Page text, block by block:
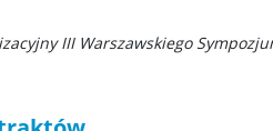
III Warszawskiego